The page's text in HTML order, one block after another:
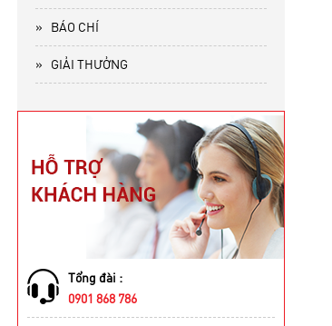
» BÁO CHÍ
» GIẢI THƯỞNG
Tổng đài :
0901 868 786